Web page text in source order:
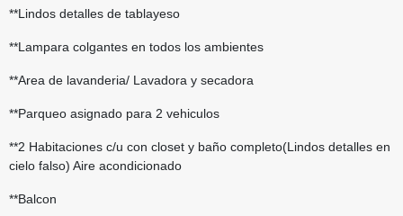
**Lindos detalles de tablayeso
**Lampara colgantes en todos los ambientes
**Area de lavanderia/ Lavadora y secadora
**Parqueo asignado para 2 vehiculos
**2 Habitaciones c/u con closet y baño completo(Lindos detalles en
cielo falso) Aire acondicionado
**Balcon